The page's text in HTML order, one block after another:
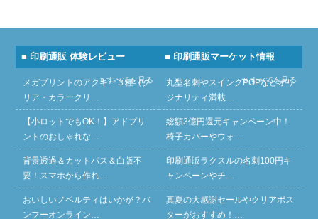
■ 印刷通販 体験レビュー
» すべてを見る
メガプリントのアクキー３種（ク
リア・カラークリ…
【小ロットでもOK！】アドプリ
ントのおしゃれな…
背景透過＆カットパス＆白版不
要！スマホから作れ…
おいしいノベルティはいかが？バ
ンフーオンライン…
■ 印刷通販マーケット情報
» すべてを見る
丸型名刺やスイングPOPなどオリ
ジナリティ満載…
総額3億円還元キャンペーン中！
椅子カバーやウォ…
印刷通販ラクスルの名刺100円キ
ャンペーンやチ…
真夏の大感謝セールやクリアポス
ターがおすすめ！…